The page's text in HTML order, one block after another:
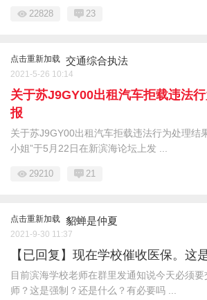
22828 23
点击重新加载 交通综合执法
2021-5-26 10:14
关于苏J9GY00出租汽车拒载违法
报
关于苏J9GY00出租汽车拒载违法行为处理结
小姐”于5月22日在新滨海论坛上发 ...
29210 21
点击重新加载 貂蝉是仲夏
2021-9-30 11:37
【已回复】现在学校催收医保。这
目前滨海学校老师在群里发通知说今天必须
师？这是强制？还是什么？有必要吗 ...